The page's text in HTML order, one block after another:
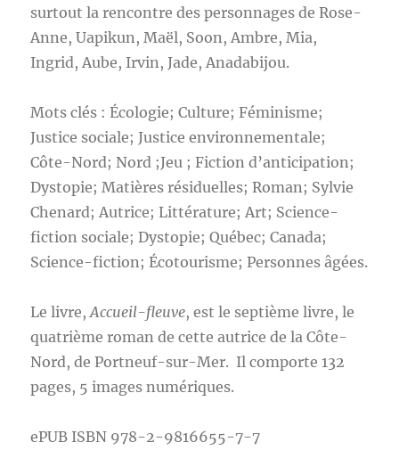
surtout la rencontre des personnages de Rose-
Anne, Uapikun, Maël, Soon, Ambre, Mia,
Ingrid, Aube, Irvin, Jade, Anadabijou.
Mots clés : Écologie; Culture; Féminisme;
Justice sociale; Justice environnementale;
Côte-Nord; Nord ;Jeu ; Fiction d’anticipation;
Dystopie; Matières résiduelles; Roman; Sylvie
Chenard; Autrice; Littérature; Art; Science-
fiction sociale; Dystopie; Québec; Canada;
Science-fiction; Écotourisme; Personnes âgées.
Le livre,Accueil-fleuve, est le septième livre, le
quatrième roman de cette autrice de la Côte-
Nord, de Portneuf-sur-Mer. Il comporte 132
pages, 5 images numériques.
ePUB ISBN 978-2-9816655-7-7